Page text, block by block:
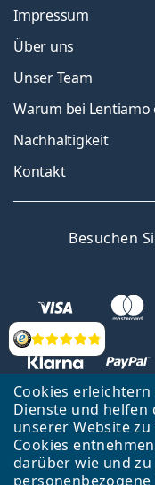
Cookies
Dienste und helfen
unserer Website
Cookies
darüber wie und
Bewertung
Impressum
Über uns
Unser Team
Warum bei Lentiamo
Nachhaltigkeit
Kontakt
Besuchen
Zurück
Lentiamo s.r.o.,
Shops